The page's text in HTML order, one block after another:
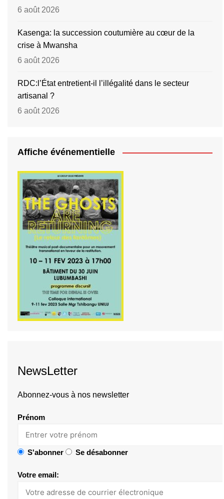
6 août 2026
Kasenga: la succession coutumière au cœur de la
crise à Mwansha
6 août 2026
RDC:l’État entretient-il l’illégalité dans le secteur
artisanal ?
6 août 2026
Affiche événementielle
NewsLetter
Abonnez-vous à nos newsletter
Prénom
S'abonner Se désabonner
Votre email: